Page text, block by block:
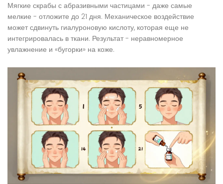
Мягкие скрабы с абразивными частицами - даже самые
мелкие - отложите до 21 дня. Механическое воздействие
может сдвинуть гиалуроновую кислоту, которая еще не
интегрировалась в ткани. Результат - неравномерное
увлажнение и «бугорки» на коже.